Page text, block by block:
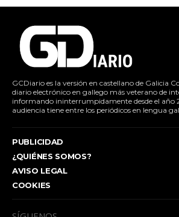
GCDiario es la versión en castellano de Galicia
diario electrónico en gallego más veterano de
informando ininterrumpidamente desde el año
audiencia tiene entre los periódicos en lengua
PUBLICIDAD
¿QUIÉNES SOMOS?
AVISO LEGAL
COOKIES